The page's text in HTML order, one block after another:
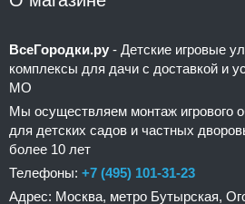
ВсеГородки.ру - Детские игровые
комплексы для дачи с доставкой и
МО
Мы осуществляем монтаж игрового
для детских садов и частных
более 10 лет
Телефоны: +7 (495) 101-31-23
Адрес: Москва, метро Бутырская,